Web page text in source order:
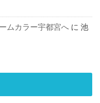
ムカラー宇都宮へ に池